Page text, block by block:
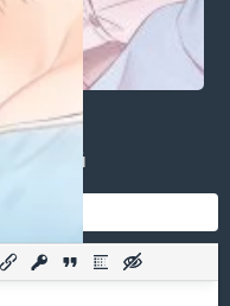
a comment.